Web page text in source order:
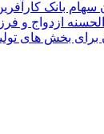
بانک